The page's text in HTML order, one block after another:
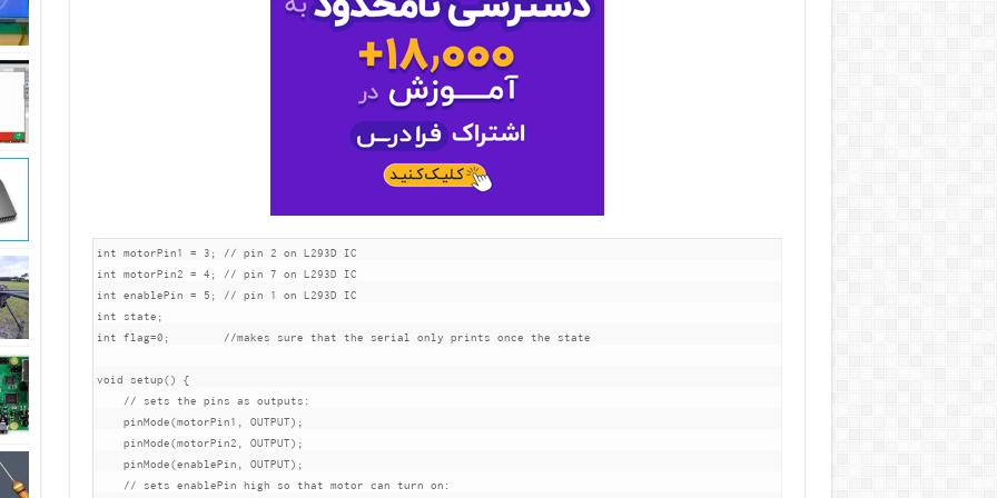
int motorPin1 = 3; // pin 2 on L293D IC
int motorPin2 = 4; // pin 7 on L293D IC
int enablePin = 5; // pin 1 on L293D IC
int state;
int flag=0;        //makes sure that the serial only prints once the state
void setup() {
    // sets the pins as outputs:
    pinMode(motorPin1, OUTPUT);
    pinMode(motorPin2, OUTPUT);
    pinMode(enablePin, OUTPUT);
    // sets enablePin high so that motor can turn on: